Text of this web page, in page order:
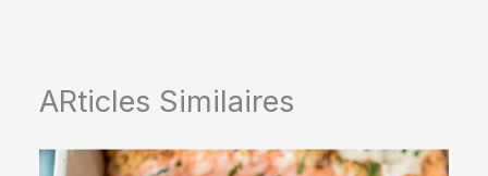
ARticles Similaires